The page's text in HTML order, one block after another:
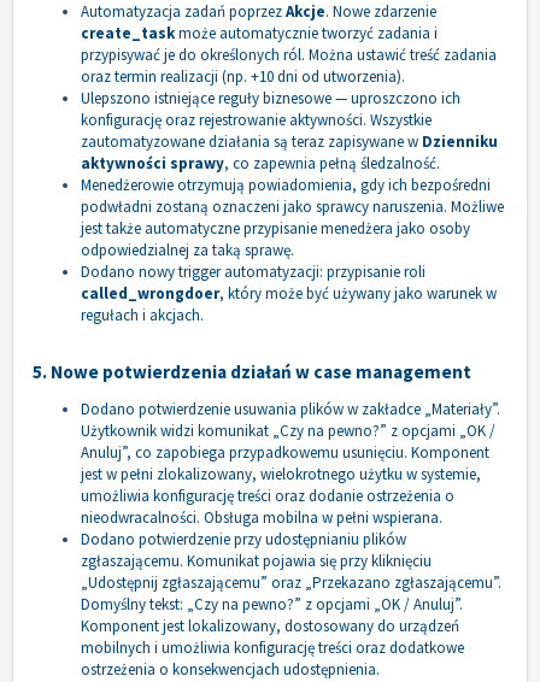
Automatyzacja zadań poprzezAkcje. Nowe zdarzenie
create_taskmoże automatycznie tworzyć zadania i
przypisywać je do określonych ról. Można ustawić treść zadania
oraz termin realizacji (np. +10 dni od utworzenia).
Ulepszono istniejące reguły biznesowe — uproszczono ich
konfigurację oraz rejestrowanie aktywności. Wszystkie
zautomatyzowane działania są teraz zapisywane w Dzienniku
aktywności sprawy, co zapewnia pełną śledzalność.
Menedżerowie otrzymują powiadomienia, gdy ich bezpośredni
podwładni zostaną oznaczeni jako sprawcy naruszenia. Możliwe
jest także automatyczne przypisanie menedżera jako osoby
odpowiedzialnej za taką sprawę.
Dodano nowy trigger automatyzacji: przypisanie roli
called_wrongdoer, który może być używany jako warunek w
regułach i akcjach.
5. Nowe potwierdzenia działań w case management
Dodano potwierdzenie usuwania plików w zakładce „Materiały”.
Użytkownik widzi komunikat „Czy na pewno?” z opcjami „OK /
Anuluj”, co zapobiega przypadkowemu usunięciu. Komponent
jest w pełni zlokalizowany, wielokrotnego użytku w systemie,
umożliwia konfigurację treści oraz dodanie ostrzeżenia o
nieodwracalności. Obsługa mobilna w pełni wspierana.
Dodano potwierdzenie przy udostępnianiu plików
zgłaszającemu. Komunikat pojawia się przy kliknięciu
„Udostępnij zgłaszającemu” oraz „Przekazano zgłaszającemu”.
Domyślny tekst: „Czy na pewno?” z opcjami „OK / Anuluj”.
Komponent jest lokalizowany, dostosowany do urządzeń
mobilnych i umożliwia konfigurację treści oraz dodatkowe
ostrzeżenia o konsekwencjach udostępnienia.